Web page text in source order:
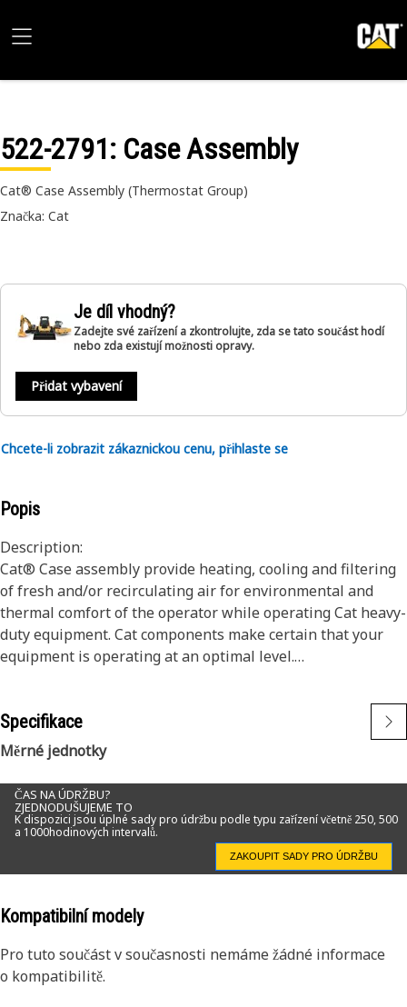
522-2791: Case Assembly
Cat® Case Assembly (Thermostat Group)
Značka: Cat
Je díl vhodný?
Zadejte své zařízení a zkontrolujte, zda se tato součást hodí
nebo zda existují možnosti opravy.
Přidat vybavení
Chcete-li zobrazit zákaznickou cenu, přihlaste se
Popis
Description:
Cat® Case assembly provide heating, cooling and filtering
of fresh and/or recirculating air for environmental and
thermal comfort of the operator while operating Cat heavy-
duty equipment. Cat components make certain that your
equipment is operating at an optimal level.
Cat case is specially designed for enclosing and protecting
the internal components of the air conditioner and/or
heater within the operator compartment of Cat heavy-duty
equipment. Consult your owner's manual or contact your
local Cat dealer for more information.
Specifikace
Měrné jednotky
ČAS NA ÚDRŽBU?
ZJEDNODUŠUJEME TO
K dispozici jsou úplné sady pro údržbu podle typu zařízení včetně 250, 500
a 1000hodinových intervalů.
ZAKOUPIT SADY PRO ÚDRŽBU
Kompatibilní modely
Pro tuto součást v současnosti nemáme žádné informace
o kompatibilitě.